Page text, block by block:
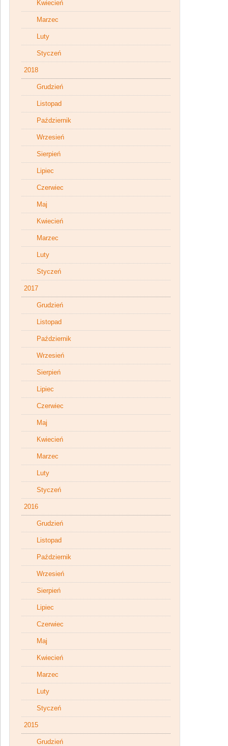
Kwiecień
Marzec
Luty
Styczeń
2018
Grudzień
Listopad
Październik
Wrzesień
Sierpień
Lipiec
Czerwiec
Maj
Kwiecień
Marzec
Luty
Styczeń
2017
Grudzień
Listopad
Październik
Wrzesień
Sierpień
Lipiec
Czerwiec
Maj
Kwiecień
Marzec
Luty
Styczeń
2016
Grudzień
Listopad
Październik
Wrzesień
Sierpień
Lipiec
Czerwiec
Maj
Kwiecień
Marzec
Luty
Styczeń
2015
Grudzień